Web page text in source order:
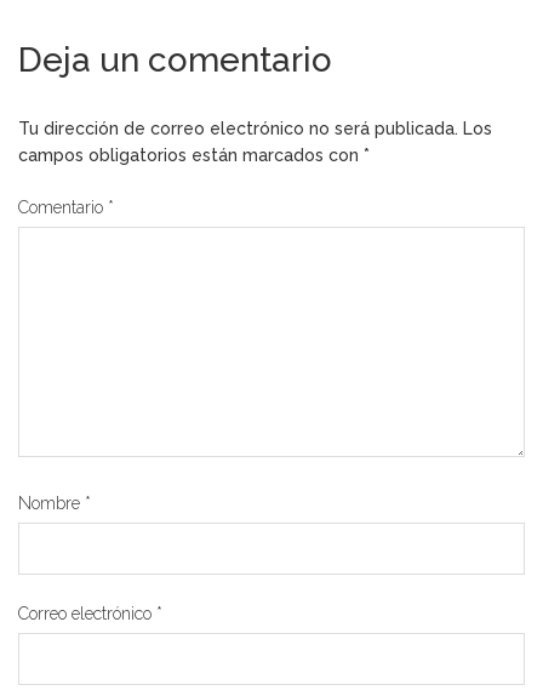
Deja un comentario
Tu dirección de correo electrónico no será publicada. Los
campos obligatorios están marcados con *
Comentario *
Nombre *
Correo electrónico *